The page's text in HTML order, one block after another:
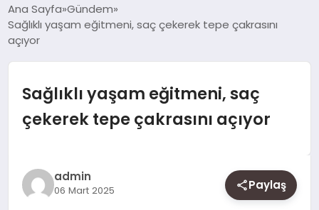
EĞITIM
GENEL
MAGAZIN
Ana Sayfa Gündem
Sağlıklı yaşam eğitmeni, saç çekerek tepe çakrasını
açıyor
Sağlıklı yaşam eğitmeni, saç
çekerek tepe çakrasını açıyor
admin
06 Mart 2025 Paylaş